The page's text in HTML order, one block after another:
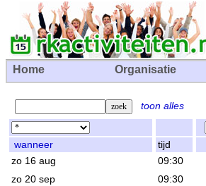
Home Organisatie
toon alles
wanneer tijd
zo 16 aug
09:30
zo 20 sep 09:30